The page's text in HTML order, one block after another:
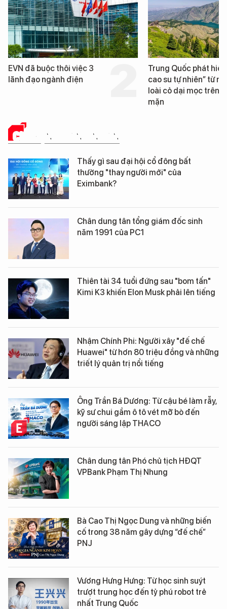
Trung Quốc phát hiện “mỏ
cao su tự nhiên” từ một
Loạt dự án bất động
Đà Nẵng sắp bị kiểm
CHUYỆN DOANH NHÂN
Thấy gì sau đại hội cổ đông bất
thường "thay người mới" của
Eximbank?
Chân dung tân tổng giám đốc sinh
năm 1991 của PC1
Thiên tài 34 tuổi đứng sau "bom tấn"
Kimi K3 khiến Elon Musk phải lên tiếng
Nhậm Chính Phi: Người xây "đế chế
Huawei" từ hơn 80 triệu đồng và những
triết lý quản trị nổi tiếng
Ông Trần Bá Dương: Từ cậu bé làm rẫy,
kỹ sư chui gầm ô tô vét mỡ bò đến
người sáng lập THACO
Chân dung tân Phó chủ tịch HĐQT
VPBank Phạm Thị Nhung
Bà Cao Thị Ngọc Dung và những biến
cố trong 38 năm gây dựng “đế chế”
PNJ
Vương Hưng Hưng: Từ học sinh suýt
trượt trung học đến tỷ phú robot trẻ
nhất Trung Quốc